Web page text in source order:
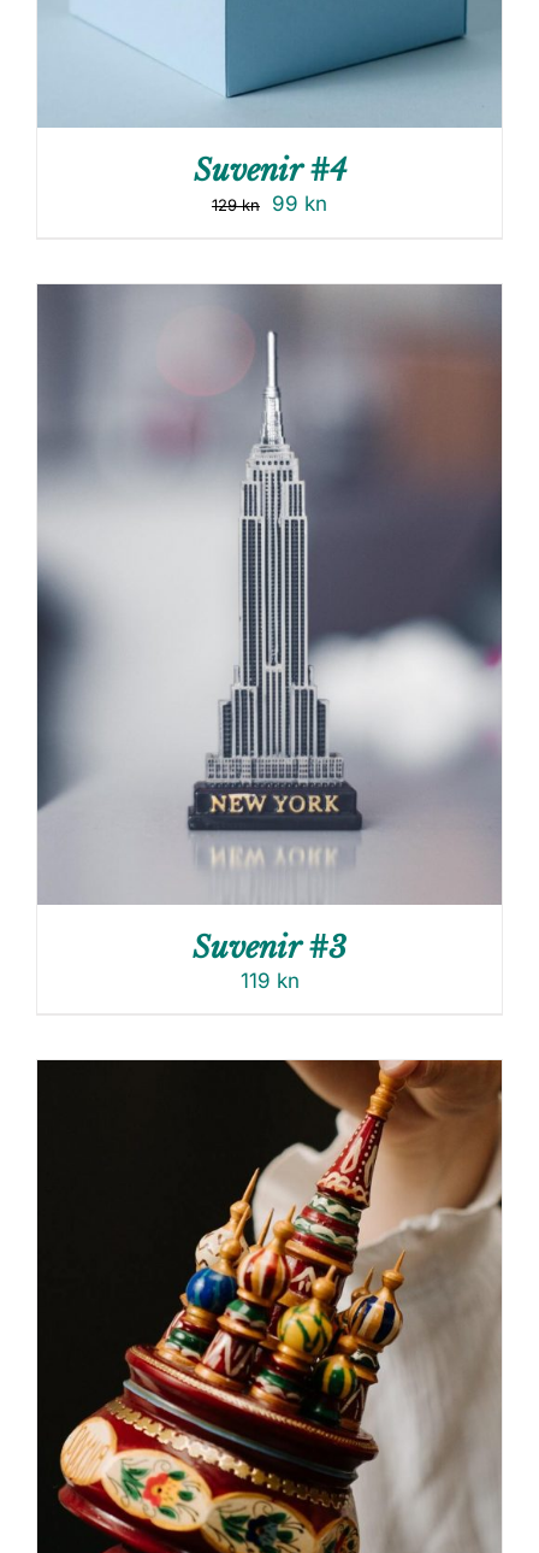
Suvenir #4
129kn 99 kn
Suvenir #3
119 kn